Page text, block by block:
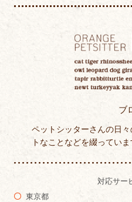
ブ
ペットシッターさんの日
トなことなどを綴っていま
対応サー
東京都